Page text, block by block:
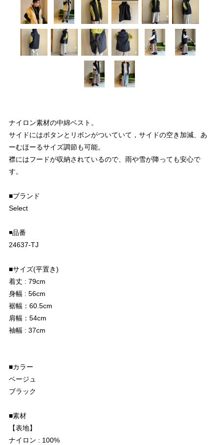
ナイロン素材の中綿ベスト。
サイドにはボタンとリボンがついていて，サイドの空き加減、あ
ーむほーるサイズ調節も可能。
襟にはフードが収納されているので、雨や雪が降っても安心で
す。
■ブランド
Select
◾️品番
24637-TJ
■サイズ(平置き)
着丈 : 79cm
身幅 : 56cm
裾幅：60.5cm
肩幅：54cm
袖幅 : 37cm
■カラー
ベージュ
ブラック
■素材
【表地】
ナイロン : 100%